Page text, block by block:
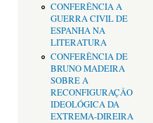
CONFERÊNCIA A
GUERRA CIVIL DE
ESPANHA NA
LITERATURA
CONFERÊNCIA DE
BRUNO MADEIRA
SOBRE A
RECONFIGURAÇÂO
IDEOLÓGICA DA
EXTREMA-DIREIRA